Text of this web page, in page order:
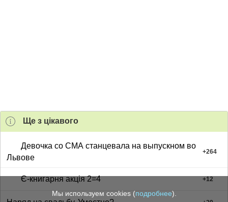
Ще з цiкавого
Девочка со СМА станцевала на выпускном во
Львове
+264
Є-книгарня акція 2=4 +12
Мы используем cookies (подробнее).